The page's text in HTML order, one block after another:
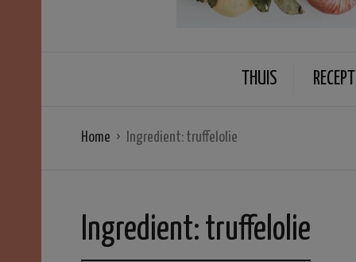
THUIS
Home Ingredient: truffelolie
Ingredient: truffelolie